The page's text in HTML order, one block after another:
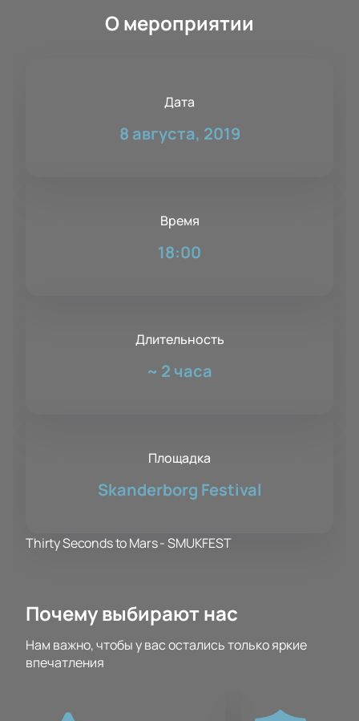
О мероприятии
Дата
8 августа, 2019
Время
18:00
Длительность
~ 2 часа
Площадка
Skanderborg Festival
Thirty Seconds to Mars - SMUKFEST
Почему выбирают нас
Нам важно, чтобы у вас остались только яркие
впечатления